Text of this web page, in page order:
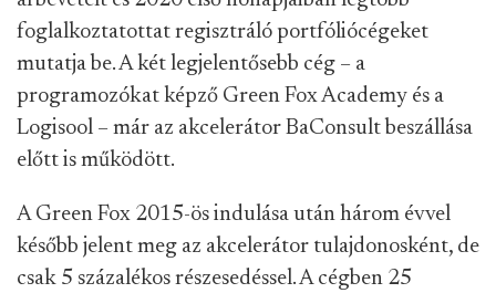
foglalkoztatottat regisztráló portfóliócégeket
mutatja be. A két legjelentősebb cég – a
programozókat képző Green Fox Academy és a
Logisool – már az akcelerátor BaConsult beszállása
előtt is működött.
A Green Fox 2015-ös indulása után három évvel
később jelent meg az akcelerátor tulajdonosként, de
csak 5 százalékos részesedéssel. A cégben 25